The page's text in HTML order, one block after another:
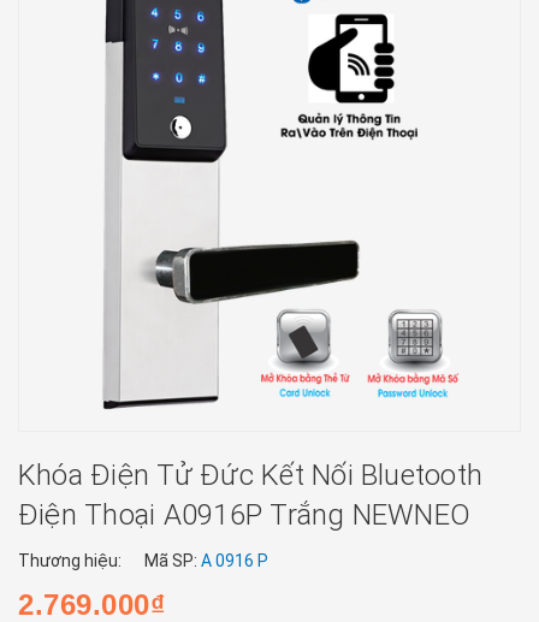
Khóa Điện Tử Đức Kết Nối Bluetooth
Điện Thoại A0916P Trắng NEWNEO
Thương hiệu: Mã SP: A 0916 P
2.769.000₫